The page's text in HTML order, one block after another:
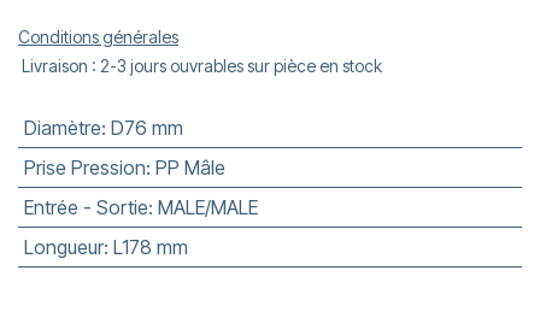
Conditions générales
Livraison : 2-3 jours ouvrables sur pièce en stock
Diamètre: D76 mm
Prise Pression: PP Mâle
Entrée - Sortie: MALE/MALE
Longueur: L178 mm